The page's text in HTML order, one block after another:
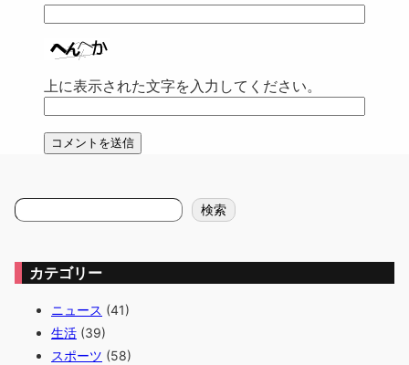
上に表示された文字を入力してください。
検
索
検索
カテゴリー
ニュース (41)
生活 (39)
スポーツ (58)